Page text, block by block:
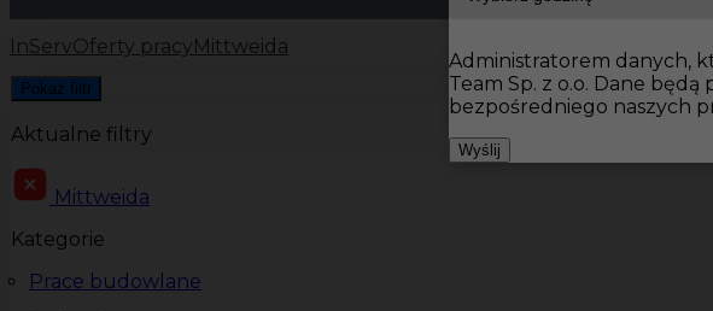
InServOferty pracy Mittweida
Pokaż filtr
Aktualne filtry
Mittweida
Kategorie
Prace budowlane
Administratorem danych,
Team Sp. z o.o. Dane
bezpośredniego naszych
Wyślij